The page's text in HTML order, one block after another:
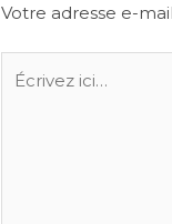
Votre adresse e-
Écrivez